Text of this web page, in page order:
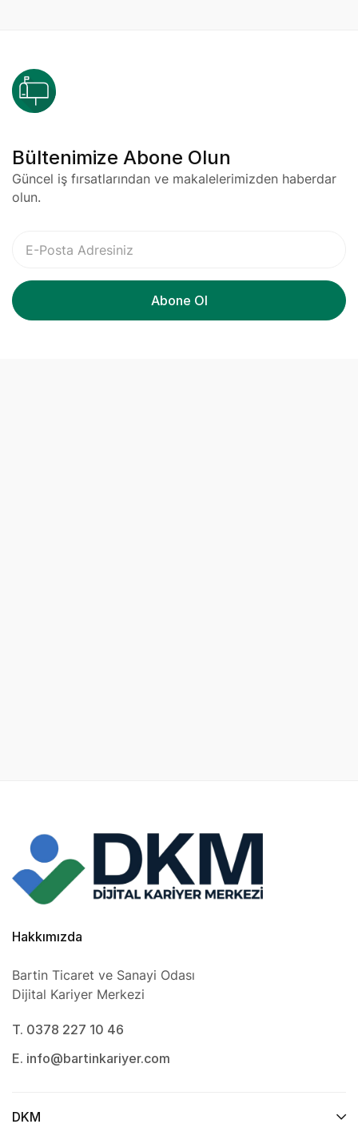
Bültenimize Abone Olun
Güncel iş fırsatlarından ve makalelerimizden haberdar
olun.
Hakkımızda
Bartin Ticaret ve Sanayi Odası
Dijital Kariyer Merkezi
T. 0378 227 10 46
E. info@bartinkariyer.com
DKM